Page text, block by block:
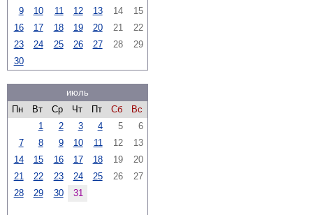
9
10 11 12 13 14
15
16
17 18 19 20 21
22
23
24 25 26 27 28
29
30
июль
Пн
Вт Ср Чт Пт Сб
Вс
1
2 3 4 5
6
7
8 9 10 11 12
13
14
15 16 17 18 19
20
21
22 23 24 25 26
27
28
29 30 31